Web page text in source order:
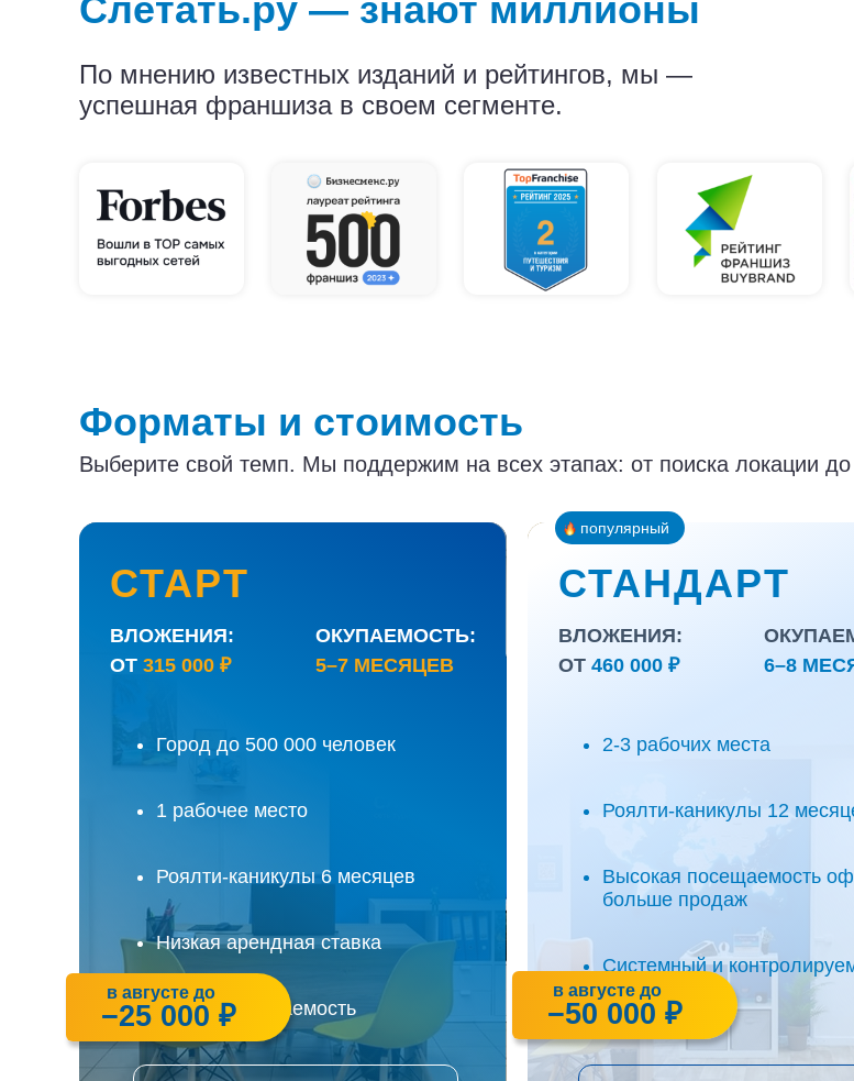
Слетать.ру — знают миллионы
По мнению известных изданий и рейтингов, мы —
успешная франшиза в своем сегменте.
Форматы и стоимость
Выберите свой темп. Мы поддержим на всех этапах: от поиска локации до
туристами, ваш тревел-бутик с быстрой
окупаемостью
Город до 500 000 человек
1 рабочее место
Роялти-каникулы 6 месяцев
Низкая арендная ставка
Быстрая окупаемость
СТАРТ
ВЛОЖЕНИЯ:
ОТ 315 000 ₽
ОКУПАЕМОСТЬ:
5–7 МЕСЯЦЕВ
−25 000 ₽
в августе до
операционных решениях
2-3 рабочих места
Роялти-каникулы 12
Высокая посещаемость
больше продаж
Системный и
бизнес
СТАНДАРТ
ВЛОЖЕНИЯ:
ОТ 460 000 ₽
6–8
−50 000 ₽
в августе до
популярный